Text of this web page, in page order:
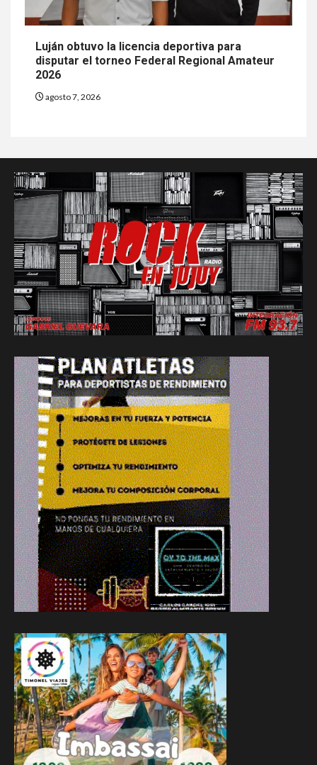
Luján obtuvo la licencia deportiva para
disputar el torneo Federal Regional Amateur
2026
agosto 7, 2026